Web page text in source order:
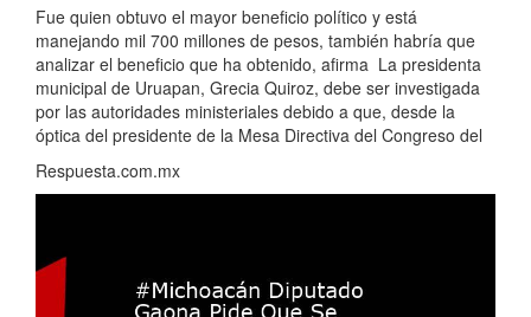
Fue quien obtuvo el mayor beneficio político y está
manejando mil 700 millones de pesos, también habría que
analizar el beneficio que ha obtenido, afirma La presidenta
municipal de Uruapan, Grecia Quiroz, debe ser investigada
por las autoridades ministeriales debido a que, desde la
óptica del presidente de la Mesa Directiva del Congreso del
Respuesta.com.mx